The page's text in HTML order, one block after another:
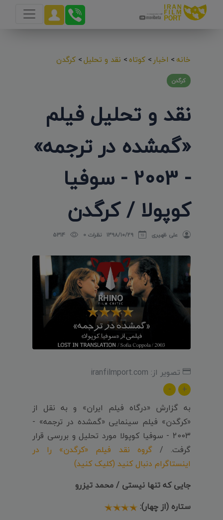
خانه> اخبار> کوتاه> نقد و تحلیل> کرگدن
کرگدن
نقد و تحلیل فیلم
«گمشده در ترجمه»
- 2003 - سوفیا
کوپولا / کرگدن
علی ظهیری ۱۳۹۸/۱۰/۲۹ نظرات 0 5314
تصویر از: iranfilmport.com
+
-
به گزارش «درگاه فیلم ایران» و به نقل از
«کرگدن» فیلم سینمایی «گمشده در ترجمه» -
2003 - سوفیا کوپولا مورد تحلیل و بررسی قرار
گرفت. /گروه نقد فیلم «کرگدن» را در
اینستاگرام دنبال کنید (کلیک کنید)
جایی که تنها نیستی / محمد تیزرو
ستاره (از چهار):